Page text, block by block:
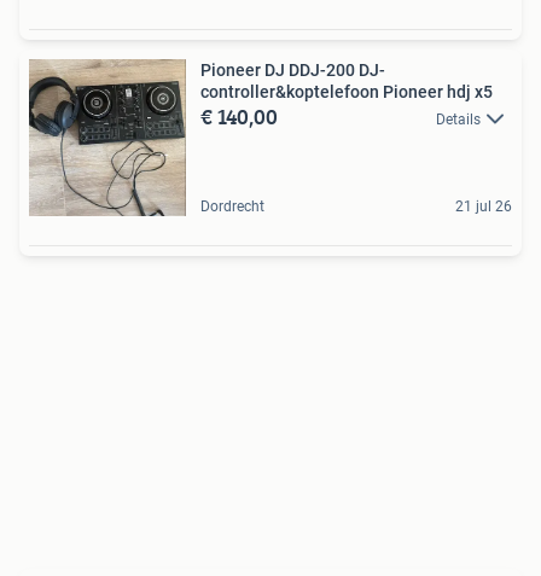
Pioneer DJ DDJ-200 DJ-
controller&koptelefoon Pioneer hdj x5
€ 140,00 Details
Dordrecht 21 jul 26